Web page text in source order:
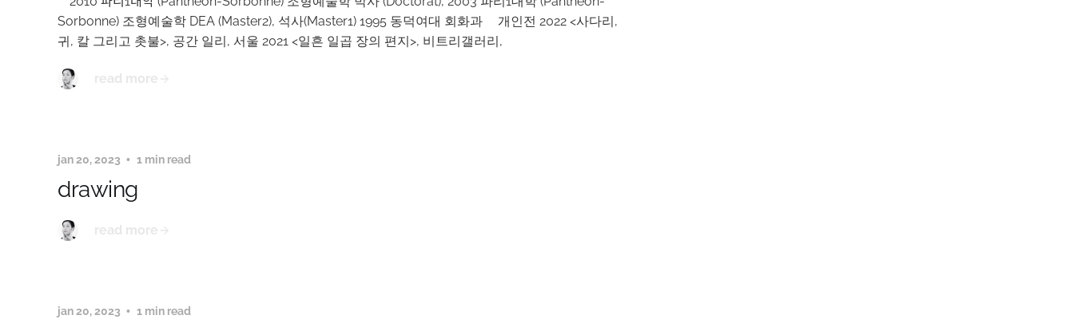
Sorbonne) 조형예술학 DEA (Master2), 석사(Master1) 1995 동덕여대 회화과ﾠ 개인전 2022 <사다리,
귀, 칼 그리고 촛불>, 공간 일리, 서울 2021 <일흔 일곱 장의 편지>, 비트리갤러리,
read more
jan 20, 2023 1 min read
drawing
read more
jan 20, 2023 1 min read